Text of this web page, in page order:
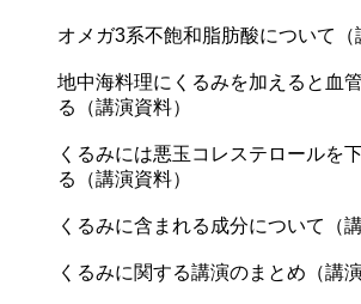
オメガ3系不飽和脂肪酸について（
地中海料理にくるみを加えると血
る（講演資料）
くるみには悪玉コレステロールを
る（講演資料）
くるみに含まれる成分について（講
くるみに関する講演のまとめ（講演